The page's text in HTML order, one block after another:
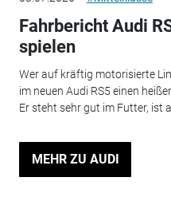
Fahrbericht Audi
spielen
Wer auf kräftig motorisierte
im neuen Audi RS5 einen
Er steht sehr gut im Futter, ist
MEHR ZU AUDI